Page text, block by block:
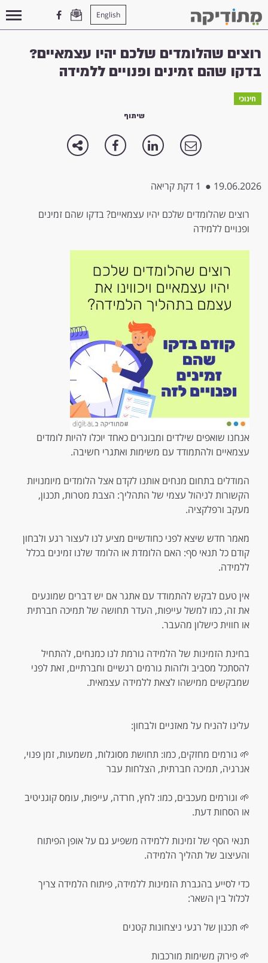
English
עמוד הבית>חינוכי רוצים שהלומדים שלכם יהיו עצמאיים? בדקו שהם זמינים ופנויים ללמידה
רוצים שהלומדים שלכם יהיו עצמאיים?
בדקו שהם זמינים ופנויים ללמידה
חינוכי
שיתוף
19.06.2026
● 1 דקת קריאה
רוצים שהלומדים שלכם יהיו עצמאיים? בדקו שהם זמינים
ופנויים ללמידה
אנחנו שואפים שילדים ומבוגרים כאחד יוכלו להיות לומדים
עצמאיים ולהתמודד עם משימות ואתגרי חשיבה.
המודלים בתחום מנחים אותנו לקדם אצל הלומדים מיומנויות
הקשורות לניהול עצמי של התהליך: הצבת מטרות, תכנון,
מעקב ורפלקציה.
מאמר חדש שיצא לפני כחודשיים מציע לנו לעצור רגע ולבחון
קודם כל תנאי סף: האם הלומדת או הלומד שלנו זמינים בכלל
ללמידה.
אין טעם לבקש להתמודד עם אתגר אם יש דברים שמונעים
את זה, כמו למשל עייפות, העדר תחושה של תמיכה חברתית
או חווית כישלון מהעבר.
בחינת הזמינות של הלמידה גורמת לנו כמנחים, להתחיל
להסתכל מסביב ולזהות גורמים רגשיים וחברתיים, זאת לפני
שמבקשים ממישהו לצאת ללמידה עצמאית.
עלינו להניח על מאזניים ולבחון:
🌱 גורמים מחזקים, כמו: תחושת מסוגלות, משמעות, זמן פנוי,
אנרגיה, תמיכה חברתית, הצלחות עבר
🌱 וגורמים מעכבים, כמו: לחץ, חרדה, עייפות, עומס קוגניטיב
או הסחות דעת.
תנאי הסף של זמינות ללמידה משפיע גם על אופן הפיתוח
והעיצוב של תהליך הלמידה.
כדי לסייע בהגברת הזמינות ללמידה, פיתוח הלמידה צריך
לכלול בין השאר:
🌱 תכנון של רגעי ניצחונות קטנים
🌱 פירוק משימות מורכבות